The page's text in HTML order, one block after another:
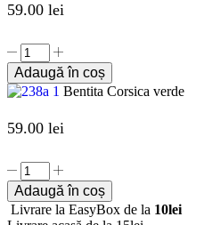
59.00 lei
Adaugă în coș
Bentita Corsica verde
59.00 lei
Adaugă în coș
Livrare la EasyBox de la 10lei